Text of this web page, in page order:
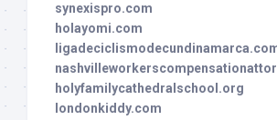
synexispro.com
holayomi.com
holyfamilycathedralschool.org
londonkiddy.com